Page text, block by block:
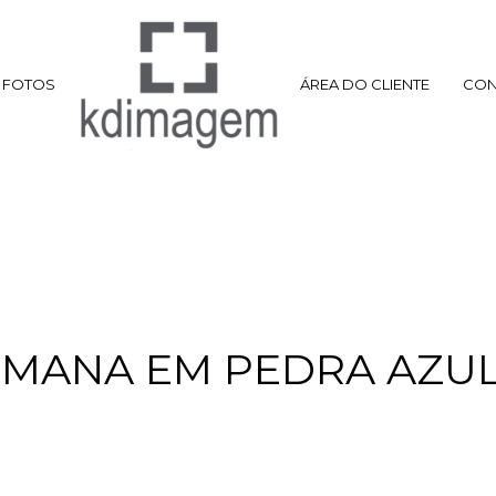
FOTOS ÁREA DO CLIENTE
EM PEDRA